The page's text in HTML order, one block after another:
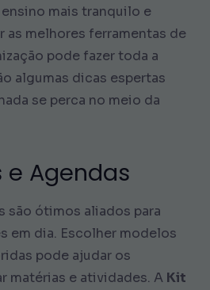
mais tranquilo e
as melhores ferramentas de
pode fazer toda a
algumas dicas espertas
se perca no meio da
e Agendas
são ótimos aliados para
em dia. Escolher modelos
pode ajudar os
matérias e atividades. A Kit